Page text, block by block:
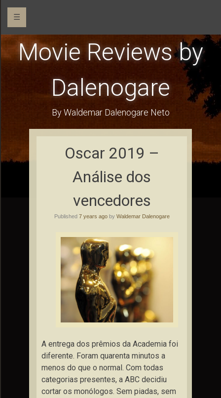
☰
Movie Reviews by
Dalenogare
By Waldemar Dalenogare Neto
Oscar 2019 –
Análise dos
vencedores
Published 7 years agoby Waldemar Dalenogare
A entrega dos prêmios da Academia foi
diferente. Foram quarenta minutos a
menos do que o normal. Com todas
categorias presentes, a ABC decidiu
cortar os monólogos. Sem piadas, sem